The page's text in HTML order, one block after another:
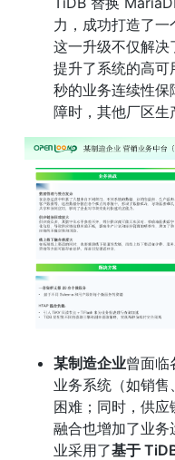
力，成功打造了一
这一升级不仅解决
提升了系统的高
秒的业务连续性保
障时，其他厂区生
某制造企业曾面临
业务系统（如销
困难；同时，供
融合也增加了业务
业采用了基于